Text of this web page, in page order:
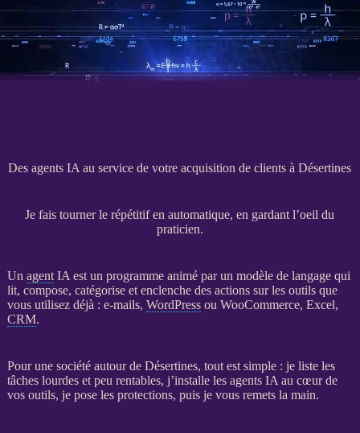
Des agents IA au service de votre acquisition de clients à Désertines
Je fais tourner le répétitif en automatique, en gardant l’oeil du
praticien.
Un agent IA est un programme animé par un modèle de langage qui
lit, compose, catégorise et enclenche des actions sur les outils que
vous utilisez déjà : e-mails, WordPressou WooCommerce, Excel,
CRM.
Pour une société autour de Désertines, tout est simple : je liste les
tâches lourdes et peu rentables, j’installe les agents IA au cœur de
vos outils, je pose les protections, puis je vous remets la main.